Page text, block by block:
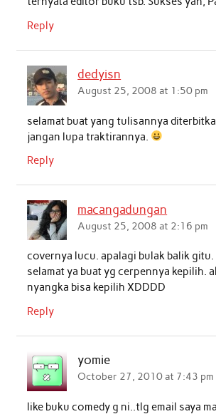
Reply
dedyisn
August 25, 2008 at 1:50 pm
selamat buat yang tulisannya
jangan lupa traktirannya.
Reply
macangadungan
August 25, 2008 at 2:16 pm
covernya lucu. apalagi bulak balik gitu.
selamat ya buat yg cerpennya kepilih.
nyangka bisa kepilih XDDDD
Reply
yomie
October 27, 2010 at 7:43 pm
like buku comedy g ni..tlg email saya